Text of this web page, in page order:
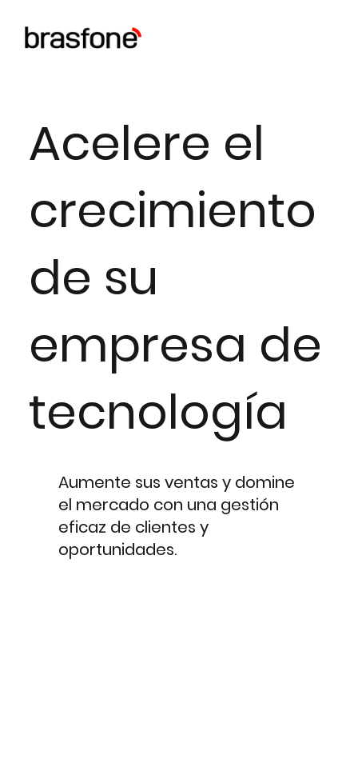
Acelere el
crecimiento
de su
empresa de
tecnología
Aumente sus ventas y domine
el mercado con una gestión
eficaz de clientes y
oportunidades.